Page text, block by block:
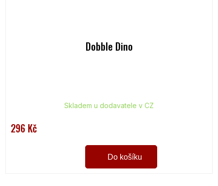
Dobble Dino
Skladem u dodavatele v CZ
296 Kč
Do košíku